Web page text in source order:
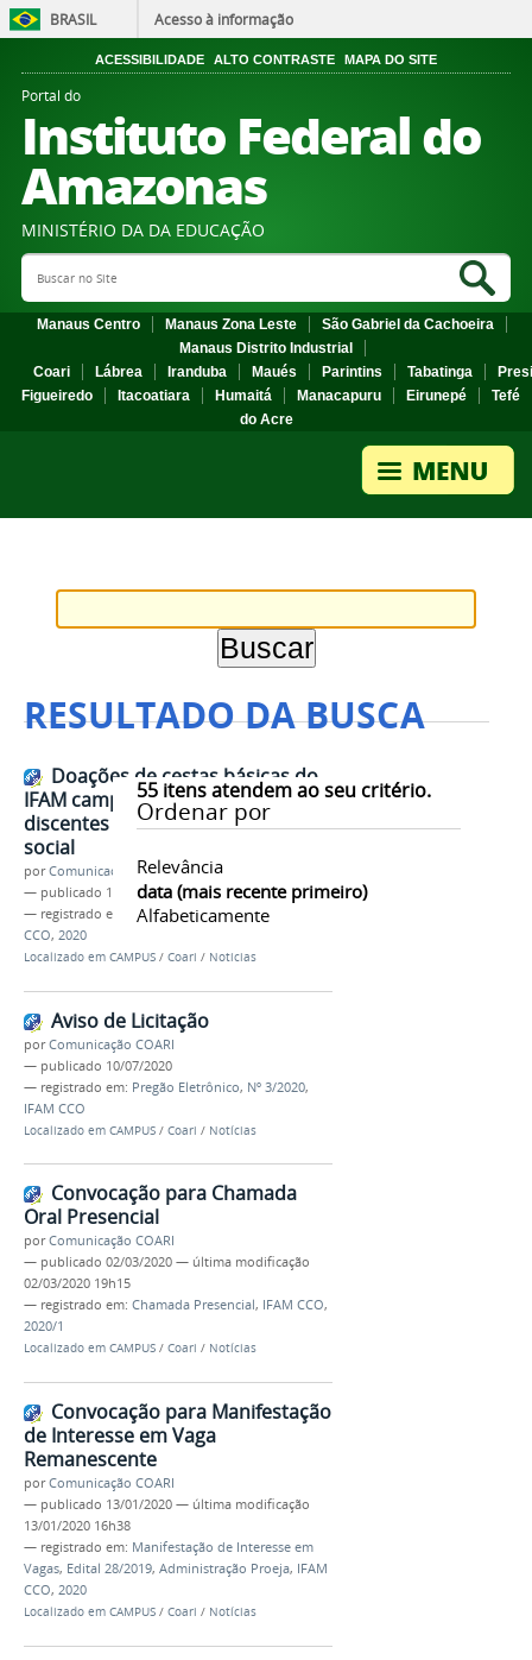
BRASIL Acesso à informação
ACESSIBILIDADE ALTO CONTRASTE MAPA DO SITE
Portal do
Instituto Federal do
Amazonas
MINISTÉRIO DA DA EDUCAÇÃO
Search Site
Manaus Centro Manaus Zona Leste
São Gabriel da Cachoeira
Manaus Distrito Industrial
Coari
Lábrea Iranduba Maués Parintins Tabatinga
Figueiredo
Itacoatiara Humaitá Manacapuru Eirunepé
Tefé
do Acre
RESULTADO DA BUSCA
55itens atendem ao seu critério.
Ordenar por
Relevância
data (mais recente primeiro)
Alfabeticamente
Doações de cestas básicas do
IFAM campus Coari beneficiam
discentes em vulnerabilidade
social
porComunicação COARI
— publicado 12/08/2020
— registrado em:
Doações Cestas Básicas
CCO, 2020
Localizado em CAMPUS / Coari / Notícias
Aviso de Licitação
porComunicação COARI
— publicado 10/07/2020
— registrado em: Pregão Eletrônico, Nº 3/2020,
IFAM CCO
Localizado em CAMPUS / Coari / Notícias
Convocação para Chamada
Oral Presencial
porComunicação COARI
— publicado 02/03/2020 — última modificação
02/03/2020 19h15
— registrado em: Chamada Presencial, IFAM CCO,
2020/1
Localizado em CAMPUS / Coari / Notícias
Convocação para Manifestação
de Interesse em Vaga
Remanescente
porComunicação COARI
— publicado 13/01/2020 — última modificação
13/01/2020 16h38
— registrado em: Manifestação de Interesse em
Vagas, Edital 28/2019, Administração Proeja, IFAM
CCO, 2020
Localizado em CAMPUS / Coari / Notícias